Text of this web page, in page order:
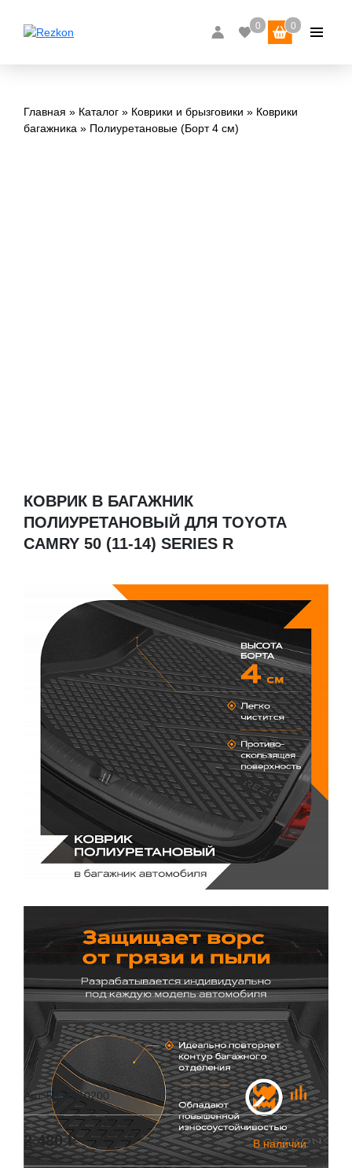
Главная Каталог Коврики и брызговики
Коврики
багажника
Полиуретановые (Борт 4 см)
КОВРИК В БАГАЖНИК
ПОЛИУРЕТАНОВЫЙ ДЛЯ TOYOTA
CAMRY 50 (11-14) SERIES R
Арт. 5934010200
2 480 ₽ В наличии